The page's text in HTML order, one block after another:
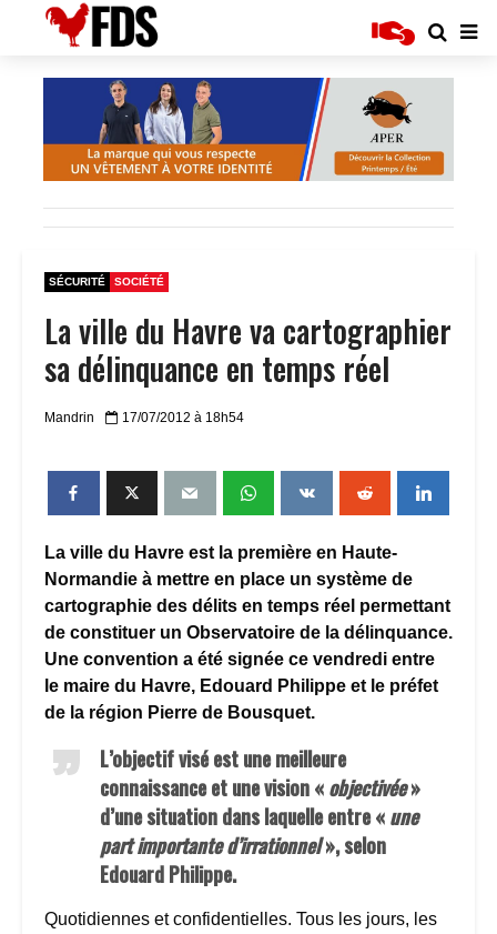
SÉCURITÉ SOCIÉTÉ
La ville du Havre va cartographier
sa délinquance en temps réel
Mandrin 17/07/2012 à 18h54
La ville du Havre est la première en Haute-
Normandie à mettre en place un système de
cartographie des délits en temps réel permettant
de constituer un Observatoire de la délinquance.
Une convention a été signée ce vendredi entre
le maire du Havre, Edouard Philippe et le préfet
de la région Pierre de Bousquet.
L’objectif visé est une meilleure
connaissance et une vision «objectivée»
d’une situation dans laquelle entre «une
part importante d’irrationnel», selon
Edouard Philippe.
Quotidiennes et confidentielles. Tous les jours, les